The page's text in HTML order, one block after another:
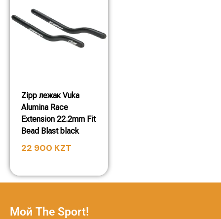
Zipp лежак Vuka
Alumina Race
Extension 22.2mm Fit
Bead Blast black
22 900 KZT
Мой The Sport!